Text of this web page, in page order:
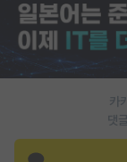
유학교육
이벤트
반도체 아카데미
카
댓